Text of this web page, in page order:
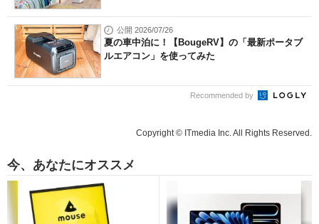
公開 2026/07/26
夏の車中泊に！【BougeRV】の「最新ポータブ
ルエアコン」を使ってみた
Recommended by
Copyright © ITmedia Inc. All Rights Reserved.
今、あなたにオススメ